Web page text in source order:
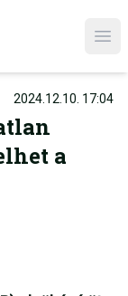
2024.12.10. 17:04
a